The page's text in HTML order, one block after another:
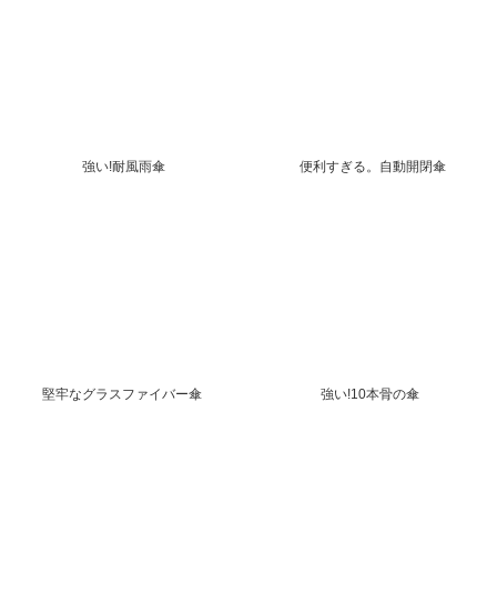
強い!耐風雨傘 便利すぎる。自動開閉傘
堅牢なグラスファイバー傘 強い!10本骨の傘